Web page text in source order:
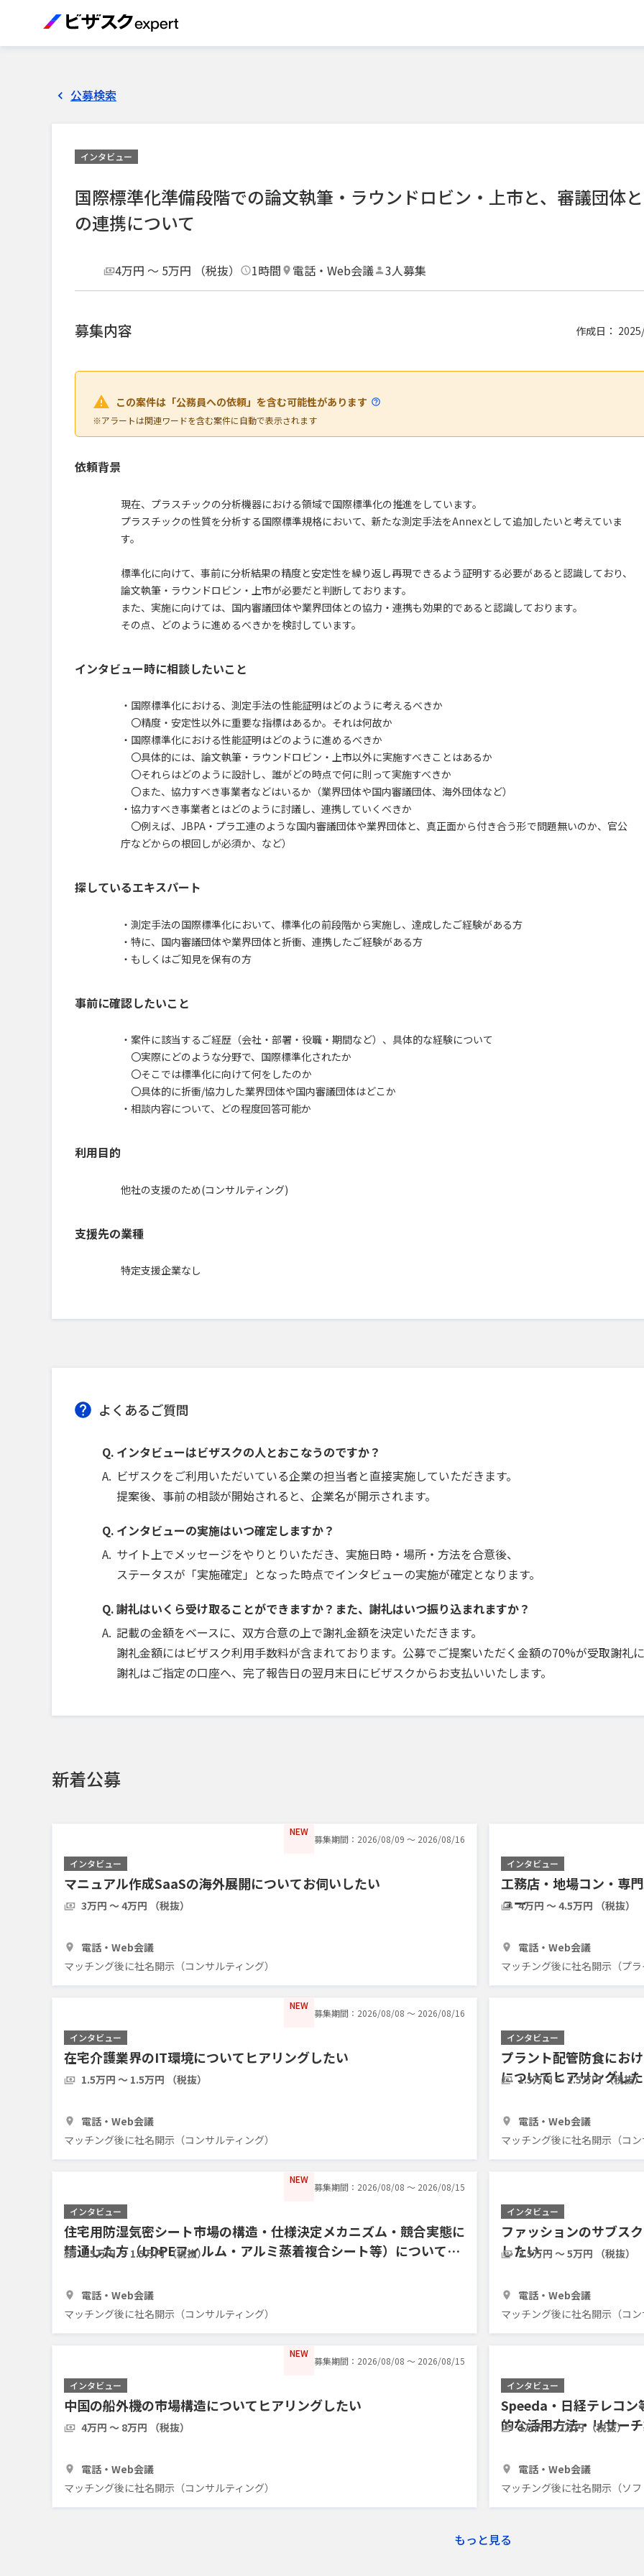
公募検索
インタビュー
国際標準化準備段階での論文執筆・ラウンドロビン・上市と、審議団体と
の連携について
4万円 〜 5万円 （税抜） 1時間 電話・Web会議 3人募集
募集内容 作成日：
この案件は「公務員への依頼」を含む可能性があります
※アラートは関連ワードを含む案件に自動で表示されます
依頼背景
現在、プラスチックの分析機器における領域で国際標準化の推進をしています。
プラスチックの性質を分析する国際標準規格において、新たな測定手法をAnnexとして追加したいと考えていま
す。
標準化に向けて、事前に分析結果の精度と安定性を繰り返し再現できるよう証明する必要があると認識しており、
論文執筆・ラウンドロビン・上市が必要だと判断しております。
また、実施に向けては、国内審議団体や業界団体との協力・連携も効果的であると認識しております。
その点、どのように進めるべきかを検討しています。
インタビュー時に相談したいこと
・国際標準化における、測定手法の性能証明はどのように考えるべきか
〇精度・安定性以外に重要な指標はあるか。それは何故か
・国際標準化における性能証明はどのように進めるべきか
〇具体的には、論文執筆・ラウンドロビン・上市以外に実施すべきことはあるか
〇それらはどのように設計し、誰がどの時点で何に則って実施すべきか
〇また、協力すべき事業者などはいるか（業界団体や国内審議団体、海外団体など）
・協力すべき事業者とはどのように討議し、連携していくべきか
〇例えば、JBPA・プラ工連のような国内審議団体や業界団体と、真正面から付き合う形で問題無いのか、官公
庁などからの根回しが必須か、など）
探しているエキスパート
・測定手法の国際標準化において、標準化の前段階から実施し、達成したご経験がある方
・特に、国内審議団体や業界団体と折衝、連携したご経験がある方
・もしくはご知見を保有の方
事前に確認したいこと
・案件に該当するご経歴（会社・部署・役職・期間など）、具体的な経験について
〇実際にどのような分野で、国際標準化されたか
〇そこでは標準化に向けて何をしたのか
〇具体的に折衝/協力した業界団体や国内審議団体はどこか
・相談内容について、どの程度回答可能か
利用目的
他社の支援のため(コンサルティング)
支援先の業種
特定支援企業なし
よくあるご質問
インタビューはビザスクの人とおこなうのですか？
ビザスクをご利用いただいている企業の担当者と直接実施していただきます。
提案後、事前の相談が開始されると、企業名が開示されます。
インタビューの実施はいつ確定しますか？
サイト上でメッセージをやりとりいただき、実施日時・場所・方法を合意後、
ステータスが「実施確定」となった時点でインタビューの実施が確定となります。
謝礼はいくら受け取ることができますか？また、謝礼はいつ振り込まれますか？
記載の金額をベースに、双方合意の上で謝礼金額を決定いただきます。
謝礼金額にはビザスク利用手数料が含まれております。公募でご提案いただく金額の70%が受取謝礼に
謝礼はご指定の口座へ、完了報告日の翌月末日にビザスクからお支払いいたします。
新着公募
NEW
募集期間：2026/08/09 〜 2026/08/16
インタビュー
マニュアル作成SaaSの海外展開についてお伺いしたい
3万円 〜 4万円 （税抜）
電話・Web会議
マッチング後に社名開示（コンサルティング）
インタビュー
工務店・地場コン・専
ュー4万円 〜 4.5万円 （税抜）
電話・Web会議
マッチング後に社名開示（プラ
NEW
募集期間：2026/08/08 〜 2026/08/16
インタビュー
在宅介護業界のIT環境についてヒアリングしたい
1.5万円 〜 1.5万円 （税抜）
電話・Web会議
マッチング後に社名開示（コンサルティング）
インタビュー
プラント配管防食にお
についてヒアリングし
1.5万円 〜 1.5万円 （税抜）
電話・Web会議
マッチング後に社名開示（コン
NEW
募集期間：2026/08/08 〜 2026/08/15
インタビュー
住宅用防湿気密シート市場の構造・仕様決定メカニズム・競合実態に
精通した方（LDPEフィルム・アルミ蒸着複合シート等）についてヒ
1.5万円 〜 1.5万円 （税抜）
電話・Web会議
マッチング後に社名開示（コンサルティング）
インタビュー
ファッションのサブス
したい
2.5万円 〜 5万円 （税抜）
電話・Web会議
マッチング後に社名開示（コン
NEW
募集期間：2026/08/08 〜 2026/08/15
インタビュー
中国の船外機の市場構造についてヒアリングしたい
4万円 〜 8万円 （税抜）
電話・Web会議
マッチング後に社名開示（コンサルティング）
インタビュー
Speeda・日経テレコン
的な活用方法・リサー
2万円 〜 2万円 （税抜）
電話・Web会議
マッチング後に社名開示（ソフ
もっと見る